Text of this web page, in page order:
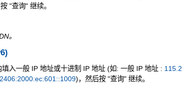
"查询" 继续。
。
入一般 IP 地址或十进制 IP 地址 (如: 一般 IP 地址 :
2406:2000:ec:601::1009)，然后按 "查询" 继续。